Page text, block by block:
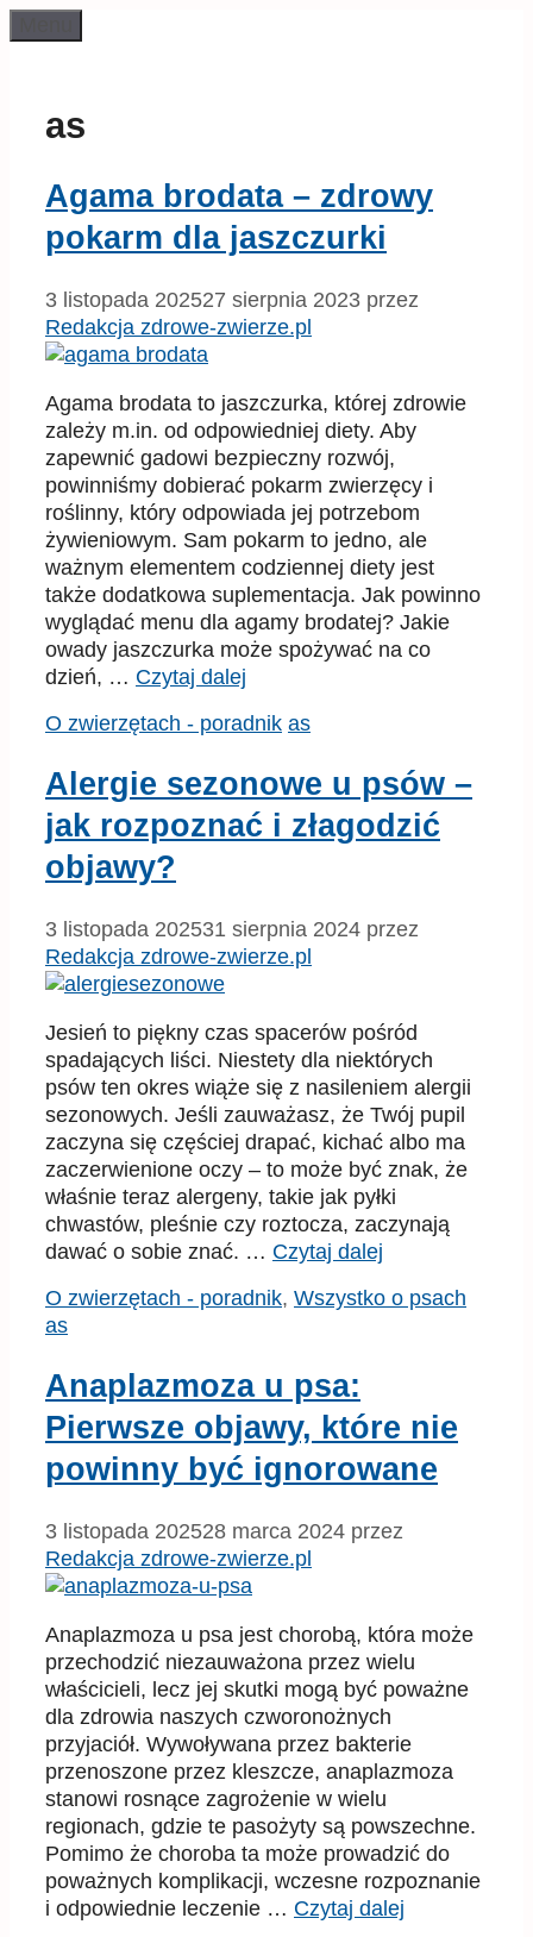
do
as
Agama brodata – zdrowy
pokarm dla jaszczurki
3 listopada 202527 sierpnia 2023 przez
Redakcja zdrowe-zwierze.pl
Agama brodata to jaszczurka, której zdrowie
zależy m.in. od odpowiedniej diety. Aby
zapewnić gadowi bezpieczny rozwój,
powinniśmy dobierać pokarm zwierzęcy i
roślinny, który odpowiada jej potrzebom
żywieniowym. Sam pokarm to jedno, ale
ważnym elementem codziennej diety jest
także dodatkowa suplementacja. Jak powinno
wyglądać menu dla agamy brodatej? Jakie
owady jaszczurka może spożywać na co
dzień, … Czytaj dalej
Kategorie
O zwierzętach - poradnik Tagi
as
Alergie sezonowe u psów –
jak rozpoznać i złagodzić
objawy?
3 listopada 202531 sierpnia 2024 przez
Redakcja zdrowe-zwierze.pl
Jesień to piękny czas spacerów pośród
spadających liści. Niestety dla niektórych
psów ten okres wiąże się z nasileniem alergii
sezonowych. Jeśli zauważasz, że Twój pupil
zaczyna się częściej drapać, kichać albo ma
zaczerwienione oczy – to może być znak, że
właśnie teraz alergeny, takie jak pyłki
chwastów, pleśnie czy roztocza, zaczynają
dawać o sobie znać. … Czytaj dalej
Kategorie
O zwierzętach - poradnik, Wszystko o psach
as
Anaplazmoza u psa:
Pierwsze objawy, które nie
powinny być ignorowane
3 listopada 202528 marca 2024 przez
Redakcja zdrowe-zwierze.pl
Anaplazmoza u psa jest chorobą, która może
przechodzić niezauważona przez wielu
właścicieli, lecz jej skutki mogą być poważne
dla zdrowia naszych czworonożnych
przyjaciół. Wywoływana przez bakterie
przenoszone przez kleszcze, anaplazmoza
stanowi rosnące zagrożenie w wielu
regionach, gdzie te pasożyty są powszechne.
Pomimo że choroba ta może prowadzić do
poważnych komplikacji, wczesne rozpoznanie
i odpowiednie leczenie … Czytaj dalej